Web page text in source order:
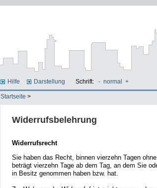
Hilfe Darstellung Schrift: - normal +
Startseite >
Widerrufsbelehrung
Widerrufsrecht
Sie haben das Recht, binnen vierzehn Tagen
beträgt vierzehn Tage ab dem Tag, an dem Sie
in Besitz genommen haben bzw. hat.